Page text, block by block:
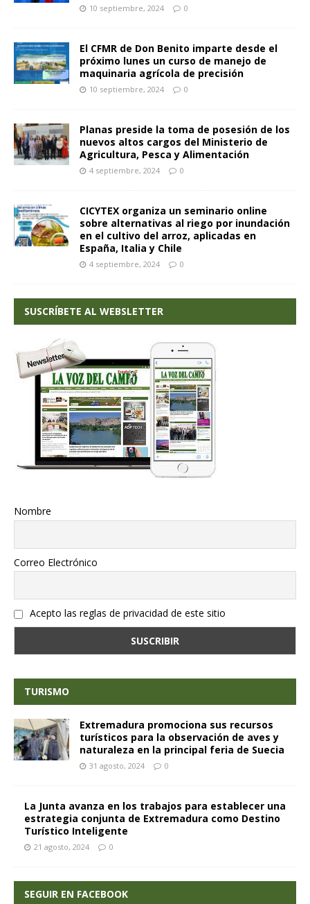
10 septiembre, 2024 0
El CFMR de Don Benito imparte desde el
próximo lunes un curso de manejo de
maquinaria agrícola de precisión
10 septiembre, 2024 0
Planas preside la toma de posesión de los
nuevos altos cargos del Ministerio de
Agricultura, Pesca y Alimentación
4 septiembre, 2024 0
CICYTEX organiza un seminario online
sobre alternativas al riego por inundación
en el cultivo del arroz, aplicadas en
España, Italia y Chile
4 septiembre, 2024 0
SUSCRÍBETE AL WEBSLETTER
Nombre
Correo Electrónico
Acepto las reglas de privacidad de este sitio
TURISMO
Extremadura promociona sus recursos
turísticos para la observación de aves y
naturaleza en la principal feria de Suecia
31 agosto, 2024 0
La Junta avanza en los trabajos para establecer una
estrategia conjunta de Extremadura como Destino
Turístico Inteligente
21 agosto, 2024 0
SEGUIR EN FACEBOOK